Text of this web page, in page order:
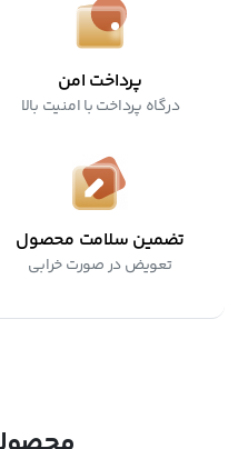
پرداخت امن
درگاه پرداخت با امنیت بالا
تضمین سلامت محصول
تعویض در صورت خرابی